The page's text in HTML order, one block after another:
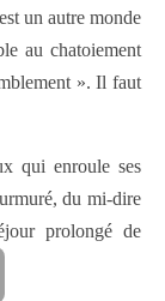
un autre monde
au chatoiement
». Il faut
qui enroule ses
du mi-dire
prolongé de